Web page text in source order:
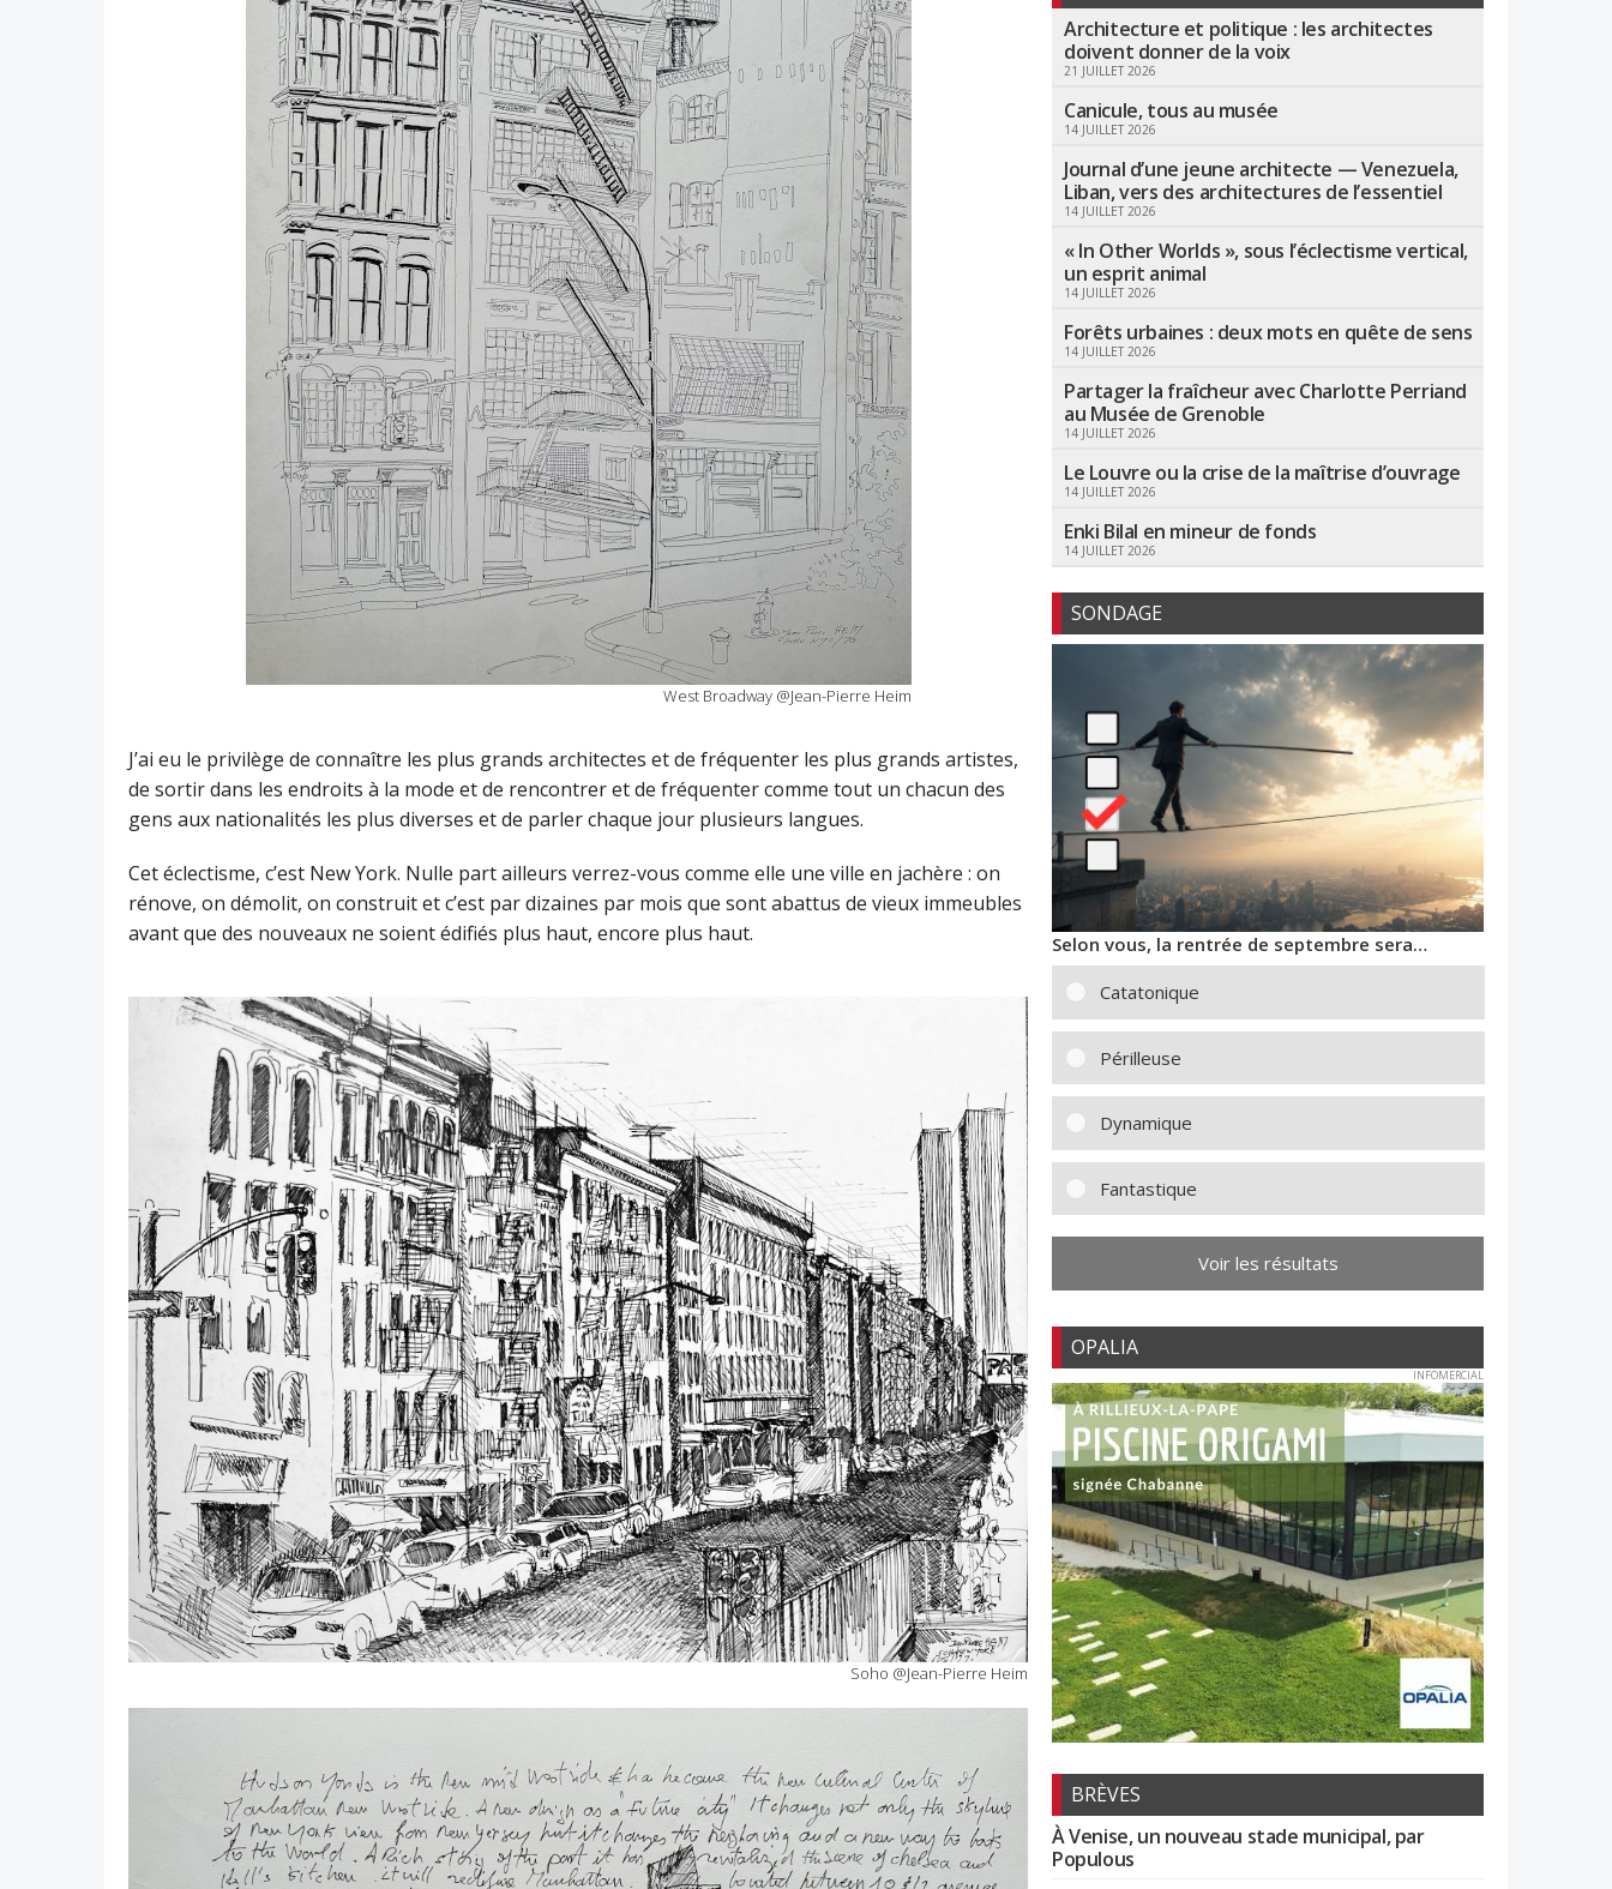
West Broadway @Jean-Pierre Heim
J’ai eu le privilège de connaître les plus grands architectes et de fréquenter les plus grands artistes,
de sortir dans les endroits à la mode et de rencontrer et de fréquenter comme tout un chacun des
gens aux nationalités les plus diverses et de parler chaque jour plusieurs langues.
Cet éclectisme, c’est New York. Nulle part ailleurs verrez-vous comme elle une ville en jachère : on
rénove, on démolit, on construit et c’est par dizaines par mois que sont abattus de vieux immeubles
avant que des nouveaux ne soient édifiés plus haut, encore plus haut.
Soho @Jean-Pierre Heim
Architecture et politique : les architectes
doivent donner de la voix
21 JUILLET 2026
Canicule, tous au musée
14 JUILLET 2026
Journal d’une jeune architecte — Venezuela,
Liban, vers des architectures de l’essentiel
14 JUILLET 2026
« In Other Worlds », sous l’éclectisme vertical,
un esprit animal
14 JUILLET 2026
Forêts urbaines : deux mots en quête de sens
14 JUILLET 2026
Partager la fraîcheur avec Charlotte Perriand
au Musée de Grenoble
14 JUILLET 2026
Le Louvre ou la crise de la maîtrise d’ouvrage
14 JUILLET 2026
Enki Bilal en mineur de fonds
14 JUILLET 2026
SONDAGE
Selon vous, la rentrée de septembre sera…
Catatonique
Périlleuse
Dynamique
Fantastique
Voir les résultats
OPALIA
INFOMERCIAL
BRÈVES
À Venise, un nouveau stade municipal, par
Populous